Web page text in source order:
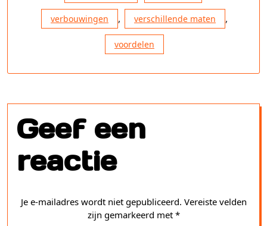
verbouwingen , verschillende maten ,
voordelen
Geef een
reactie
Je e-mailadres wordt niet gepubliceerd. Vereiste velden
zijn gemarkeerd met *